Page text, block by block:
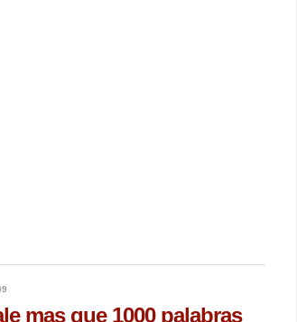
mas que 1000 palabras